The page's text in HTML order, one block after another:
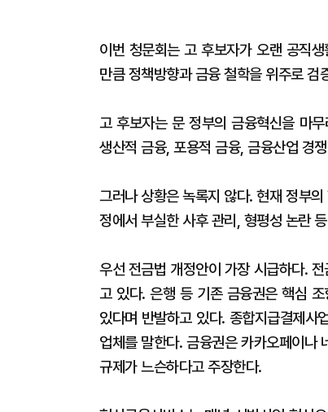
이번 청문회는 고 후보자가 오랜 공직
만큼 정책방향과 금융 철학을 위주로 검
고 후보자는 문 정부의 금융혁신을 마
생산적 금융, 포용적 금융, 금융산업 경
그러나 상황은 녹록지 않다. 현재 정부
정에서 부실한 사후 관리, 형평성 논란
우선 전금법 개정안이 가장 시급하다.
고 있다. 은행 등 기존 금융권은 핵심
있다며 반발하고 있다. 종합지급결제
업체를 말한다. 금융권은 카카오페이나
규제가 느슨하다고 주장한다.